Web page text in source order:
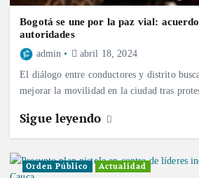
Bogotá se une por la paz vial:
autoridades
admin abril 18, 2024
El diálogo entre conductores y distrito
mejorar la movilidad en la ciudad tras
Sigue leyendo
Orden Público Actualidad